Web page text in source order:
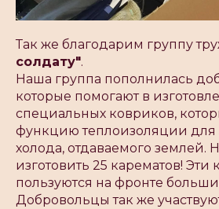
Так же благодарим группу
солдату".
Наша группа пополнилась
которые помогают в
специальных ковриков,
функцию теплоизоляции для
холода, отдаваемого землей.
изготовить 25 карематов! Эти
пользуются на фронте
Добровольцы так же